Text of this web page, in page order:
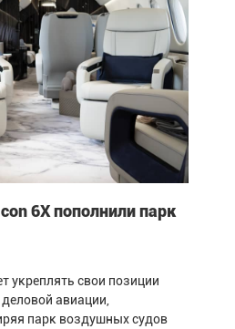
6X пополнили парк
укреплять свои позиции
авиации,
парк воздушных судов